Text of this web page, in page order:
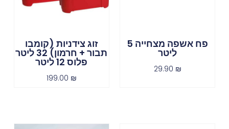
פח אשפה מצחייה 5
ליטר
29.90 ₪
זוג צידניות (קומבו
תבור + חרמון) 32 ליטר
פלוס 12 ליטר
199.00 ₪